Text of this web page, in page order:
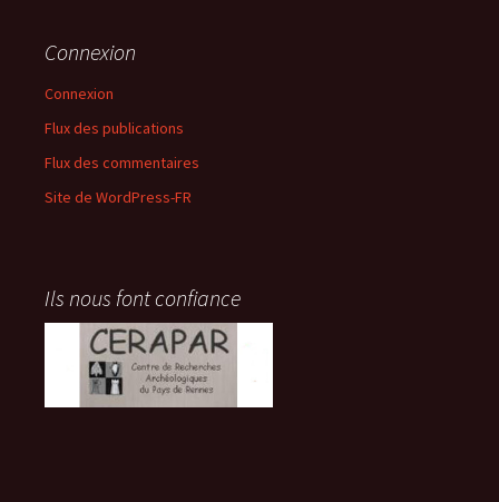
Connexion
Connexion
Flux des publications
Flux des commentaires
Site de WordPress-FR
Ils nous font confiance